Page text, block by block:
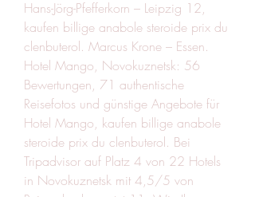
Hans-Jörg-Pfefferkorn – Leipzig 12,
kaufen billige anabole steroide prix du
clenbuterol. Marcus Krone – Essen.
Hotel Mango, Novokuznetsk: 56
Bewertungen, 71 authentische
Reisefotos und günstige Angebote für
Hotel Mango, kaufen billige anabole
steroide prix du clenbuterol. Bei
Tripadvisor auf Platz 4 von 22 Hotels
in Novokuznetsk mit 4,5/5 von